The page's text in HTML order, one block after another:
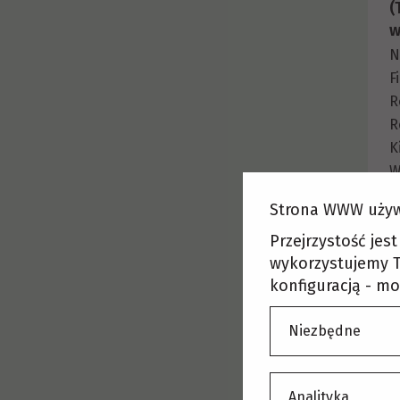
Strona WWW
Przejrzystość
wykorzystujemy
konfiguracją -
Niezbędne